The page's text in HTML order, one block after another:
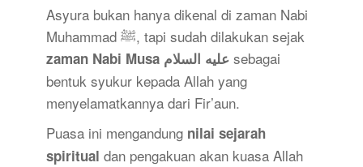
Asyura bukan hanya dikenal di zaman Nabi
Muhammad ﷺ, tapi sudah dilakukan sejak
zaman Nabi Musa عليه السلام sebagai
bentuk syukur kepada Allah yang
menyelamatkannya dari Fir’aun.
Puasa ini mengandung nilai sejarah
spiritual dan pengakuan akan kuasa Allah